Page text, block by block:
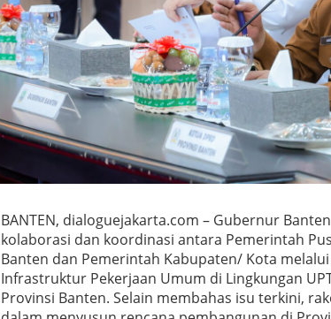
o
B
n
t
G
e
l
r
R
a
k
o
r
BANTEN, dialoguejakarta.com – Gubernur
kolaborasi dan koordinasi antara Pemerintah
Banten dan Pemerintah Kabupaten/ Kota
Infrastruktur Pekerjaan Umum di Lingkungan
Provinsi Banten. Selain membahas isu terkini,